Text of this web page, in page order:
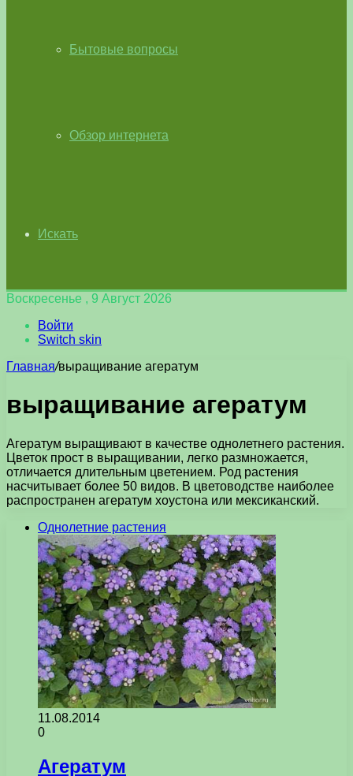
Бытовые вопросы
Обзор интернета
Искать
Воскресенье , 9 Август 2026
Войти
Switch skin
Главная/выращивание агератум
выращивание агератум
Агератум выращивают в качестве однолетнего растения.
Цветок прост в выращивании, легко размножается,
отличается длительным цветением. Род растения
насчитывает более 50 видов. В цветоводстве наиболее
распространен агератум хоустона или мексиканский.
Однолетние растения
11.08.2014
0
Агератум